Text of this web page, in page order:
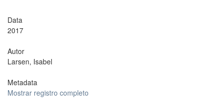
Data
2017
Autor
Larsen, Isabel
Metadata
Mostrar registro completo